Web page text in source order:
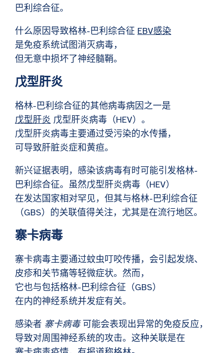
巴利综合征。
什么原因导致格林-巴利综合征 EBV感染
是免疫系统试图消灭病毒，
但无意中损坏了神经髓鞘。
戊型肝炎
格林-巴利综合征的其他病毒病因之一是
戊型肝炎 戊型肝炎病毒（HEV）。
戊型肝炎病毒主要通过受污染的水传播，
可导致肝脏炎症和黄疸。
新兴证据表明，感染该病毒有时可能引发格林-
巴利综合征。虽然戊型肝炎病毒（HEV）
在发达国家相对罕见，但其与格林-巴利综合征
（GBS）的关联值得关注，尤其是在流行地区。
寨卡病毒
寨卡病毒主要通过蚊虫叮咬传播，会引起发烧、
皮疹和关节痛等轻微症状。然而，
它也与包括格林-巴利综合征（GBS）
在内的神经系统并发症有关。
感染者 寨卡病毒可能会表现出异常的免疫反应，
导致对周围神经系统的攻击。这种关联是在